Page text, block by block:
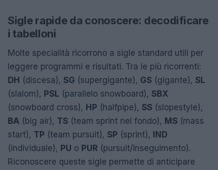
Sigle rapide da conoscere: decodificare
i tabelloni
Molte specialità ricorrono a sigle standard utili per
leggere programmi e risultati. Tra le più ricorrenti:
DH (discesa), SG (supergigante), GS (gigante), SL
(slalom), PSL (parallelo snowboard), SBX
(snowboard cross), HP (halfpipe), SS (slopestyle),
BA (big air), TS (team sprint nel fondo), MS (mass
start), TP (team pursuit), SP (sprint),
IND
(individuale), PU o PUR (pursuit/inseguimento).
Riconoscere queste sigle permette di anticipare